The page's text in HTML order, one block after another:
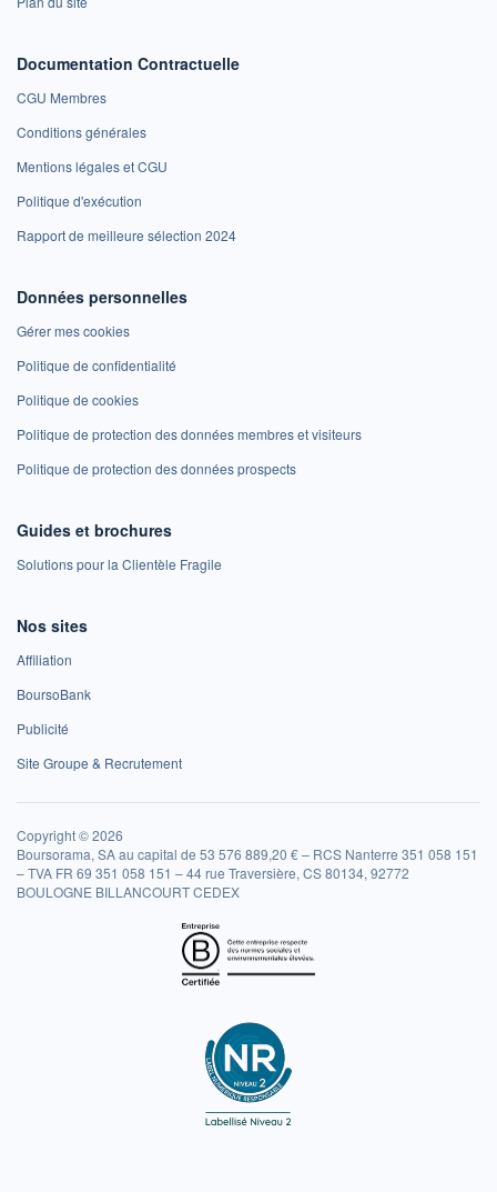
Documentation Contractuelle
CGU Membres
Conditions générales
Mentions légales et CGU
Politique d'exécution
Rapport de meilleure sélection 2024
Données personnelles
Gérer mes cookies
Politique de confidentialité
Politique de cookies
Politique de protection des données membres et visiteurs
Politique de protection des données prospects
Guides et brochures
Solutions pour la Clientèle Fragile
Nos sites
Affiliation
BoursoBank
Publicité
Site Groupe & Recrutement
Copyright © 2026
Boursorama, SA au capital de 53 576 889,20 € – RCS Nanterre 351 058 151
– TVA FR 69 351 058 151 – 44 rue Traversière, CS 80134, 92772
BOULOGNE BILLANCOURT CEDEX